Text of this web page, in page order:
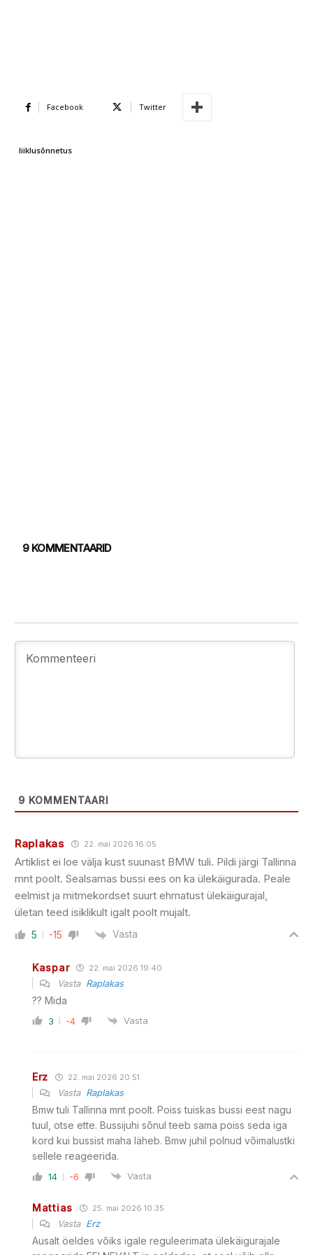
Facebook Twitter
liiklusõnnetus
9 KOMMENTAARID
9 KOMMENTAARI
Raplakas 22. mai 2026 16:05
Artiklist ei loe välja kust suunast BMW tuli. Pildi järgi Tallinna
mnt poolt. Sealsamas bussi ees on ka ülekäigurada. Peale
eelmist ja mitmekordset suurt ehmatust ülekäigurajal,
ületan teed isiklikult igalt poolt mujalt.
5 -15 Vasta
Kaspar 22. mai 2026 19:40
Vasta Raplakas
?? Mida
3 -4 Vasta
Erz 22. mai 2026 20:51
Vasta Raplakas
Bmw tuli Tallinna mnt poolt. Poiss tuiskas bussi eest nagu
tuul, otse ette. Bussijuhi sõnul teeb sama poiss seda iga
kord kui bussist maha läheb. Bmw juhil polnud võimalustki
sellele reageerida.
14 -6 Vasta
Mattias 25. mai 2026 10:35
Vasta Erz
Ausalt öeldes võiks igale reguleerimata ülekäigurajale